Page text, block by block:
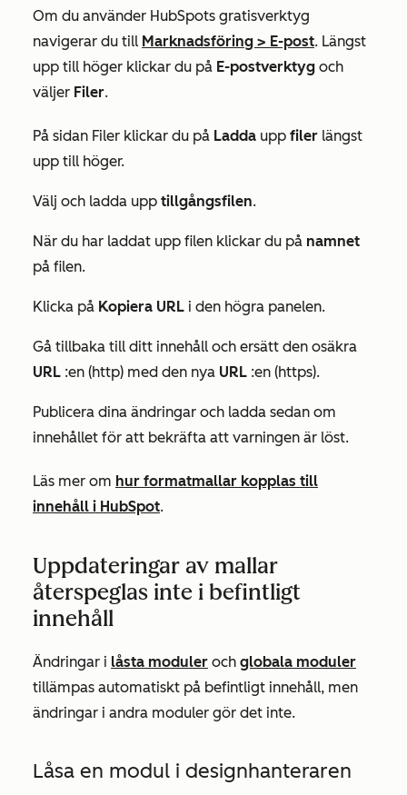
Om du använder HubSpots gratisverktyg
navigerar du till Marknadsföring > E-post. Längst
upp till höger klickar du på E-postverktyg och
väljer Filer.
På sidan Filer klickar du på Ladda upp filer längst
upp till höger.
Välj och ladda upp tillgångsfilen.
När du har laddat upp filen klickar du på namnet
på filen.
Klicka på Kopiera URL i den högra panelen.
Gå tillbaka till ditt innehåll och ersätt den osäkra
URL :en (http) med den nya URL :en (https).
Publicera dina ändringar och ladda sedan om
innehållet för att bekräfta att varningen är löst.
Läs mer om hur formatmallar kopplas till
innehåll i HubSpot.
Uppdateringar av mallar
återspeglas inte i befintligt
innehåll
Ändringar i låsta moduler och globala moduler
tillämpas automatiskt på befintligt innehåll, men
ändringar i andra moduler gör det inte.
Låsa en modul i designhanteraren